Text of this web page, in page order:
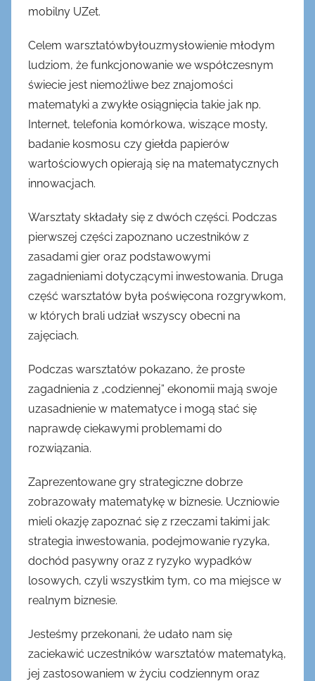
p
a
i
e
r
n
k
a
2
0
1
9
mobilny UZet.
Celem warsztatówbyłouzmysłowienie młodym
ludziom, że funkcjonowanie we współczesnym
świecie jest niemożliwe bez znajomości
matematyki a zwykłe osiągnięcia takie jak np.
Internet, telefonia komórkowa, wiszące mosty,
badanie kosmosu czy giełda papierów
wartościowych opierają się na matematycznych
innowacjach.
Warsztaty składały się z dwóch części. Podczas
pierwszej części zapoznano uczestników z
zasadami gier oraz podstawowymi
zagadnieniami dotyczącymi inwestowania. Druga
część warsztatów była poświęcona rozgrywkom,
w których brali udział wszyscy obecni na
zajęciach.
Podczas warsztatów pokazano, że proste
zagadnienia z „codziennej” ekonomii mają swoje
uzasadnienie w matematyce i mogą stać się
naprawdę ciekawymi problemami do
rozwiązania.
Zaprezentowane gry strategiczne dobrze
zobrazowały matematykę w biznesie. Uczniowie
mieli okazję zapoznać się z rzeczami takimi jak:
strategia inwestowania, podejmowanie ryzyka,
dochód pasywny oraz z ryzyko wypadków
losowych, czyli wszystkim tym, co ma miejsce w
realnym biznesie.
Jesteśmy przekonani, że udało nam się
zaciekawić uczestników warsztatów matematyką,
jej zastosowaniem w życiu codziennym oraz